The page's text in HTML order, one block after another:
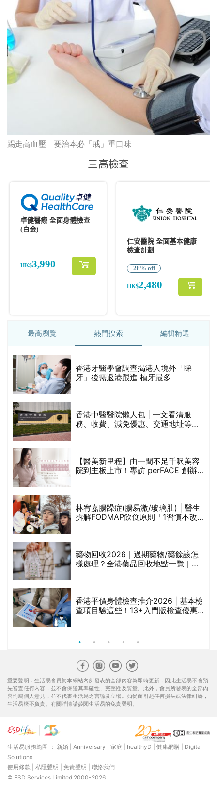
踢走高血壓 要治本必「戒」重口味
最高瀏覽 熱門搜索 編輯精選
香港牙醫學會調查揭港人境外「睇
牙」後需返港跟進 植牙最多
香港中醫醫院懶人包 | 一文看清服
務、收費、減免優惠、交通地址等
【醫美新里程】由一間不足千呎美容
院到主板上市！專訪 perFACE 創辦
林宥嘉腸躁症(腸易激/玻璃肚) | 醫生
拆解FODMAP飲食原則「1習慣不改
藥物回收2026｜過期藥物/藥餘該怎
樣處理？全港藥品回收地點一覽｜屈
香港平價身體檢查推介2026 | 基本檢
查項目驗這些！13+入門版檢查優惠
重要聲明：生活易會員於本網站內所發表的全部內容為即時更新，因此生活易不會預
先審查任何內容，並不會保證其準確性、完整性及質量。此外，會員所發表的全部內
容均屬個人意見，並不代表生活易之言論及立場。如從而引起任何損失或法律糾紛，
生活易概不負責。有關詳情請參閱生活易的免責聲明。
生活易服務範圍 ： 新婚 Anniversary 家庭 healthyD 健康網購
Digital
Solutions
使用條款
私隱聲明 免責聲明
聯絡我們
© ESD Services Limited 2000-2026